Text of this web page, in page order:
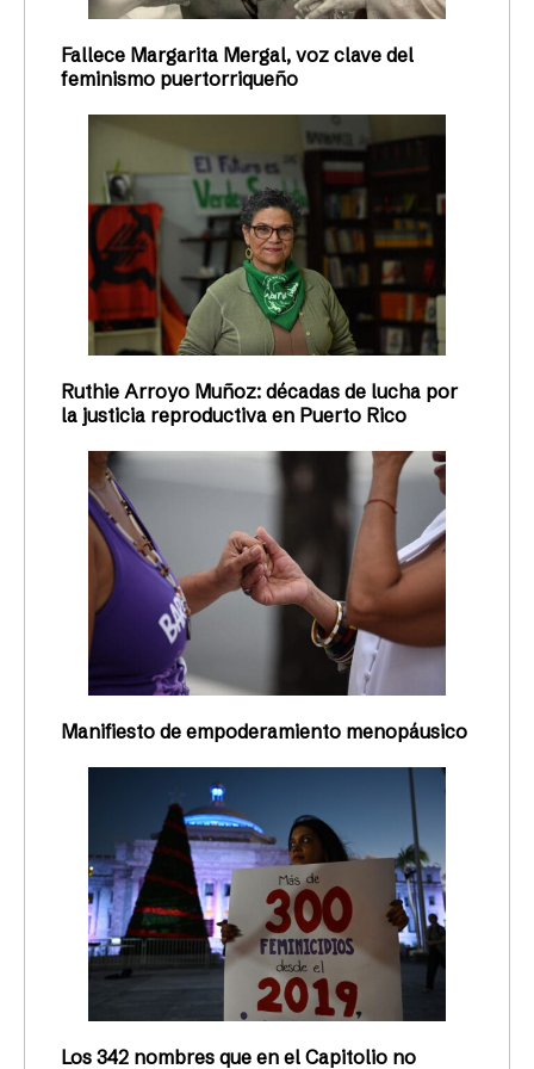
Fallece Margarita Mergal, voz clave del
feminismo puertorriqueño
Ruthie Arroyo Muñoz: décadas de lucha por
la justicia reproductiva en Puerto Rico
Manifiesto de empoderamiento menopáusico
Los 342 nombres que en el Capitolio no